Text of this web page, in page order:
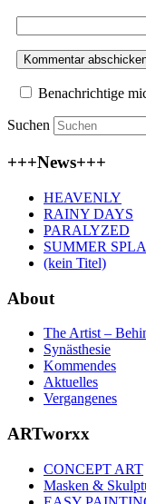
Benachrichtige
Suchen
+++News+++
HEAVENLY
RAINY DAYS
PARALYZED
SUMMER
(kein Titel)
About
The Artist –
Synästhesie
Kommendes
Aktuelles
Vergangenes
ARTworxx
CONCEPT ART
Masken &